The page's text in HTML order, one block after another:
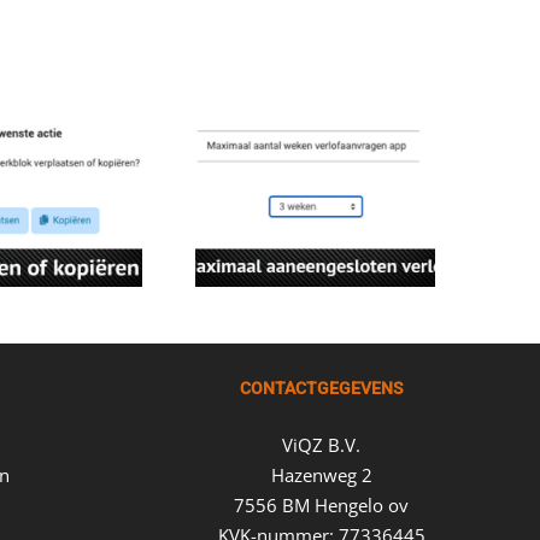
CONTACTGEGEVENS
ViQZ B.V.
Hazenweg 2
7556 BM Hengelo ov